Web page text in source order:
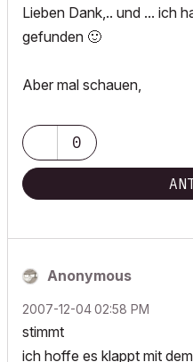
Lieben Dank,.. und ... ich
gefunden 🙂
Aber mal schauen,
0
Anonymous
‎2007-12-0402:58 PM
stimmt
ich hoffe es klappt mit